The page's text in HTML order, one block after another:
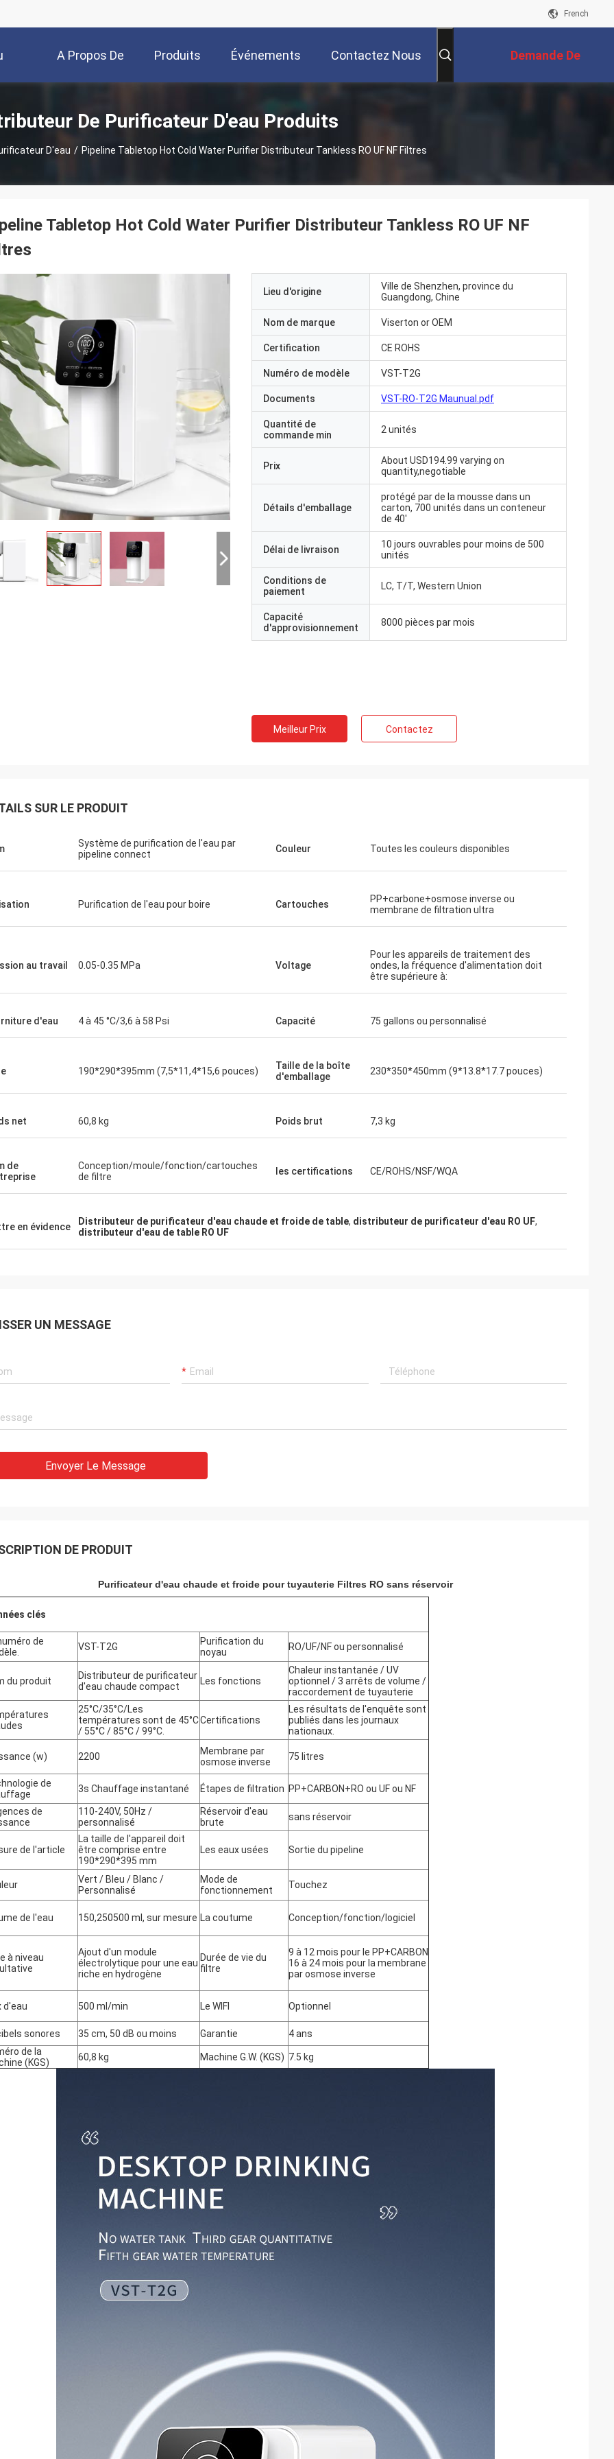
French
A Propos De
Nous
Produits Événements Contactez Nous Demande De
Soumission
De Purificateur D'eau Produits
D'eau / Pipeline Tabletop Hot Cold Water Purifier Distributeur Tankless RO UF NF Filtres
Tabletop Hot Cold Water Purifier Distributeur Tankless RO UF NF
Lieu d'origine
Ville de Shenzhen, province du
Guangdong, Chine
Nom de marque Viserton or OEM
Certification CE ROHS
Numéro de modèle VST-T2G
Documents VST-RO-T2G Maunual.pdf
Quantité de
commande min
2 unités
Prix
About USD194.99 varying on
quantity,negotiable
Détails d'emballage
protégé par de la mousse dans un
carton, 700 unités dans un conteneur
de 40'
Délai de livraison
10 jours ouvrables pour moins de 500
unités
Conditions de
paiement
LC, T/T, Western Union
Capacité
d'approvisionnement
8000 pièces par mois
Meilleur Prix Contactez
SUR LE PRODUIT
Système de purification de l'eau par
pipeline connect
Couleur Toutes les couleurs disponibles
Purification de l'eau pour boire Cartouches
PP+carbone+osmose inverse ou
membrane de filtration ultra
au travail 0.05-0.35 MPa Voltage
Pour les appareils de traitement des
ondes, la fréquence d'alimentation doit
être supérieure à:
d'eau 4 à 45 °C/3,6 à 58 Psi Capacité 75 gallons ou personnalisé
190*290*395mm (7,5*11,4*15,6 pouces)
Taille de la boîte
d'emballage
230*350*450mm (9*13.8*17.7 pouces)
net 60,8 kg Poids brut 7,3 kg
de
Conception/moule/fonction/cartouches
de filtre
les certifications CE/ROHS/NSF/WQA
en évidence Distributeur de purificateur d'eau chaude et froide de table, distributeur de purificateur d'eau RO UF,
distributeur d'eau de table RO UF
UN MESSAGE
Envoyer Le Message
DE PRODUIT
Purificateur d'eau chaude et froide pour tuyauterie Filtres RO sans réservoir
clés
de
VST-T2G
Purification du
noyau
RO/UF/NF ou personnalisé
du produit
Distributeur de purificateur
d'eau chaude compact
Les fonctions
Chaleur instantanée / UV
optionnel / 3 arrêts de volume /
raccordement de tuyauterie
25°C/35°C/Les
températures sont de 45°C
/ 55°C / 85°C / 99°C.
Certifications
Les résultats de l'enquête sont
publiés dans les journaux
nationaux.
(w) 2200
Membrane par
osmose inverse
75 litres
de
3s Chauffage instantané Étapes de filtration PP+CARBON+RO ou UF ou NF
de
110-240V, 50Hz /
personnalisé
Réservoir d'eau
brute
sans réservoir
de l'article
La taille de l'appareil doit
être comprise entre
190*290*395 mm
Les eaux usées Sortie du pipeline
Vert / Bleu / Blanc /
Personnalisé
Mode de
fonctionnement
Touchez
de l'eau 150,250500 ml, sur mesure La coutume Conception/fonction/logiciel
à niveau
Ajout d'un module
électrolytique pour une eau
riche en hydrogène
Durée de vie du
filtre
9 à 12 mois pour le PP+CARBON
16 à 24 mois pour la membrane
par osmose inverse
d'eau 500 ml/min Le WIFI Optionnel
sonores 35 cm, 50 dB ou moins Garantie
4 ans
de la
(KGS)
60,8 kg Machine G.W. (KGS) 7.5 kg